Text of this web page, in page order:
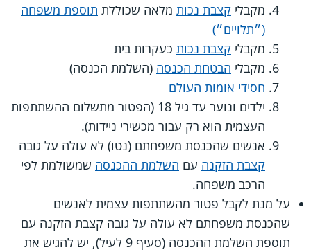
מקבלי קצבת נכות מלאה שכוללת תוספת משפחה
(״תלויים״)
מקבלי קצבת נכות כעקרות בית
מקבלי הבטחת הכנסה (השלמת הכנסה)
חסידי אומות העולם
ילדים ונוער עד גיל 18 (הפטור מתשלום ההשתתפות
העצמית הוא רק עבור מכשירי ניידות).
אנשים שהכנסת משפחתם (נטו) לא עולה על גובה
קצבת הזקנה עם השלמת ההכנסה שמשולמת לפי
הרכב משפחה.
על מנת לקבל פטור מהשתתפות עצמית לאנשים
שהכנסת משפחתם לא עולה על גובה קצבת הזקנה עם
תוספת השלמת ההכנסה (סעיף 9 לעיל), יש להגיש את